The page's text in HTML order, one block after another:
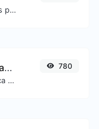
Comprime e otimiza imagens para um tamanho menor mantendo alta qualidade.
Data para Unix Timestamp
Converta uma data específica para o formato unix timestamp.
780